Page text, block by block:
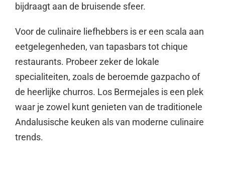
bijdraagt aan de bruisende sfeer.
Voor de culinaire liefhebbers is er een scala aan
eetgelegenheden, van tapasbars tot chique
restaurants. Probeer zeker de lokale
specialiteiten, zoals de beroemde gazpacho of
de heerlijke churros. Los Bermejales is een plek
waar je zowel kunt genieten van de traditionele
Andalusische keuken als van moderne culinaire
trends.